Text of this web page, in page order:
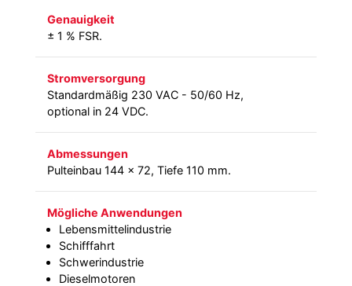
Genauigkeit
± 1 % FSR.
Stromversorgung
Standardmäßig 230 VAC - 50/60 Hz,
optional in 24 VDC.
Abmessungen
Pulteinbau 144 x 72, Tiefe 110 mm.
Mögliche Anwendungen
Lebensmittelindustrie
Schifffahrt
Schwerindustrie
Dieselmotoren